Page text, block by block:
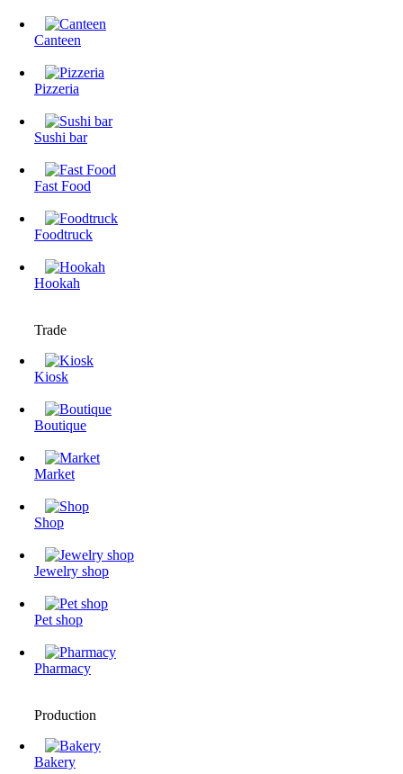
Canteen
Pizzeria
Sushi bar
Fast Food
Foodtruck
Hookah
Trade
Kiosk
Boutique
Market
Shop
Jewelry shop
Pet shop
Pharmacy
Production
Bakery